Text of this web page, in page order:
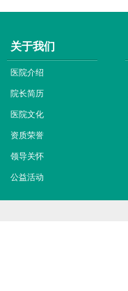
关于我们
医院介绍
院长简历
医院文化
资质荣誉
领导关怀
公益活动